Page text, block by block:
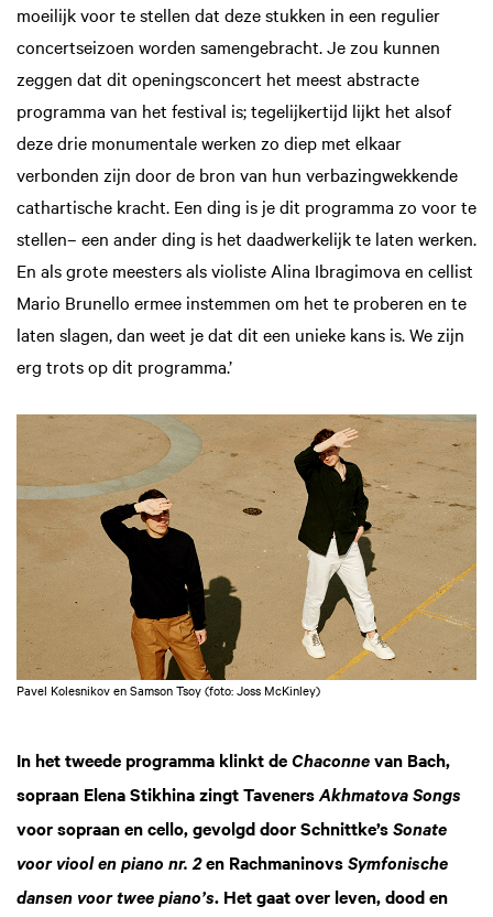
moeilijk voor te stellen dat deze stukken in een regulier
concertseizoen worden samengebracht. Je zou kunnen
zeggen dat dit openingsconcert het meest abstracte
programma van het festival is; tegelijkertijd lijkt het alsof
deze drie monumentale werken zo diep met elkaar
verbonden zijn door de bron van hun verbazingwekkende
cathartische kracht. Een ding is je dit programma zo voor te
stellen– een ander ding is het daadwerkelijk te laten werken.
En als grote meesters als violiste Alina Ibragimova en cellist
Mario Brunello ermee instemmen om het te proberen en te
laten slagen, dan weet je dat dit een unieke kans is. We zijn
erg trots op dit programma.’
Pavel Kolesnikov en Samson Tsoy (foto: Joss McKinley)
In het tweede programma klinkt de Chaconne van Bach,
sopraan Elena Stikhina zingt Taveners Akhmatova Songs
voor sopraan en cello, gevolgd door Schnittke’s Sonate
voor viool en piano nr. 2en Rachmaninovs Symfonische
dansen voor twee piano’s. Het gaat over leven, dood en